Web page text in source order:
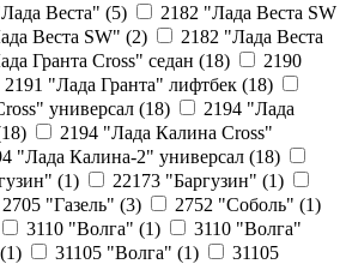
Веста" (5)
2182 "Лада Веста SW
Веста SW" (2)
2182 "Лада Веста
Гранта Cross" седан (18)
2190
2191 "Лада Гранта" лифтбек (18)
универсал (18)
2194 "Лада
18)
2194 "Лада Калина Cross"
"Лада Калина-2" универсал (18)
(1) 22173 "Баргузин" (1)
2705 "Газель" (3) 2752 "Соболь" (1)
3110 "Волга" (1)
3110 "Волга"
1) 31105 "Волга" (1)
31105